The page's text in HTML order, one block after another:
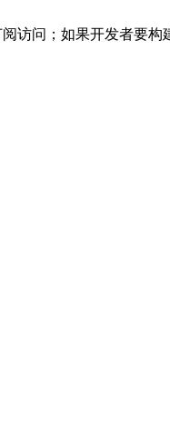
访问；如果开发者要